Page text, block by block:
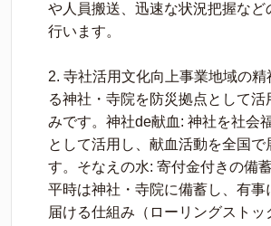
や人員搬送、迅速な状況把握など
行います。
2. 寺社活用文化向上事業地域の精
る神社・寺院を防災拠点として活
みです。神社de献血: 神社を社会
として活用し、献血活動を全国で
す。そなえの水: 寄付金付きの備
平時は神社・寺院に備蓄し、有事
届ける仕組み（ローリングストッ